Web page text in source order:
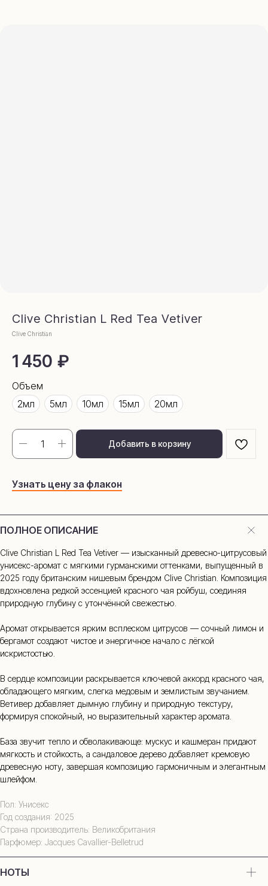
Clive Christian L Red Tea Vetiver
Clive Christian
1 450 ₽
Объем
2мл
5мл 10мл 15мл 20мл
Добавить в корзину
Узнать цену за флакон
ПОЛНОЕ ОПИСАНИЕ
Clive Christian L Red Tea Vetiver — изысканный древесно-цитрусовый
унисекс-аромат с мягкими гурманскими оттенками, выпущенный в
2025 году британским нишевым брендом Clive Christian. Композиция
вдохновлена редкой эссенцией красного чая ройбуш, соединяя
природную глубину с утончённой свежестью.
Аромат открывается ярким всплеском цитрусов — сочный лимон и
бергамот создают чистое и энергичное начало с лёгкой
искристостью.
В сердце композиции раскрывается ключевой аккорд красного чая,
обладающего мягким, слегка медовым и землистым звучанием.
Ветивер добавляет дымную глубину и природную текстуру,
формируя спокойный, но выразительный характер аромата.
База звучит тепло и обволакивающе: мускус и кашмеран придают
мягкость и стойкость, а сандаловое дерево добавляет кремовую
древесную ноту, завершая композицию гармоничным и элегантным
шлейфом.
Пол: Унисекс
Год создания: 2025
Страна производитель: Великобритания
Парфюмер: Jacques Cavallier-Belletrud
НОТЫ